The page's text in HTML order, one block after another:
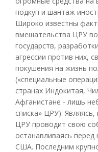
подкуп и шантаж
Широко известны
вмешательства ЦРУ
государств,
агрессии против них,
покушения на жизнь
(«специальные
странах Индокитая,
Афганистане - лишь
списка» ЦРУ).
ЦРУ проводит свою
останавливаясь
США. Последним